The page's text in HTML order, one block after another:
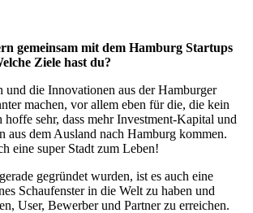
gemeinsam mit dem Hamburg Startups
Ziele hast du?
und die Innovationen aus der Hamburger
machen, vor allem eben für die, die kein
sehr, dass mehr Investment-Kapital und
aus dem Ausland nach Hamburg kommen.
eine super Stadt zum Leben!
gegründet wurden, ist es auch eine
Schaufenster in die Welt zu haben und
User, Bewerber und Partner zu erreichen.